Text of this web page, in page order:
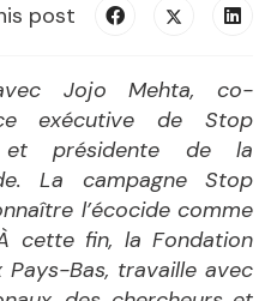
post
avec Jojo Mehta, co-
exécutive de Stop
et présidente de la
La campagne Stop
l’écocide comme
cette fin, la Fondation
Bas, travaille avec